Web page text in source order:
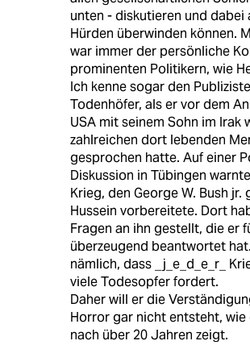
unten - diskutieren und dabei
Hürden überwinden können.
war immer der persönliche
prominenten Politikern, wie
Ich kenne sogar den
Todenhöfer, als er vor dem
USA mit seinem Sohn im Irak
zahlreichen dort lebenden
gesprochen hatte. Auf einer
Diskussion in Tübingen
Krieg, den George W. Bush jr.
Hussein vorbereitete. Dort
Fragen an ihn gestellt, die er
überzeugend beantwortet
nämlich, dass _j_e_d_e_r_
viele Todesopfer fordert.
Daher will er die
Horror gar nicht entsteht, wie
nach über 20 Jahren zeigt.